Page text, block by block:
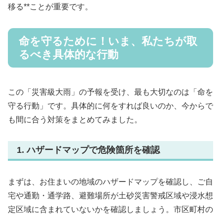
移る**ことが重要です。
命を守るために！いま、私たちが取
るべき具体的な行動
この「災害級大雨」の予報を受け、最も大切なのは「命を
守る行動」です。具体的に何をすれば良いのか、今からで
も間に合う対策をまとめてみました。
1. ハザードマップで危険箇所を確認
まずは、お住まいの地域のハザードマップを確認し、ご自
宅や通勤・通学路、避難場所が土砂災害警戒区域や浸水想
定区域に含まれていないかを確認しましょう。市区町村の